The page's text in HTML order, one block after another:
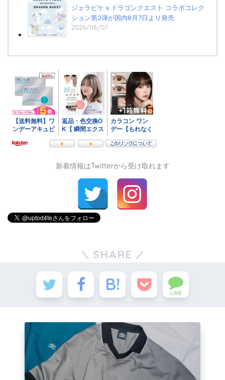
ジェラピケ x ドラゴンクエスト コラボコレク
ション第2弾が国内8月7日より発売
2026/08/07
新着情報はTwitterから受け取れます
SHARE
LINE